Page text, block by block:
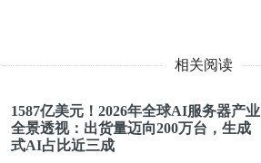
相关阅读
1587亿美元！2026年全球AI服务器产业
全景透视：出货量迈向200万台，生成
式AI占比近三成